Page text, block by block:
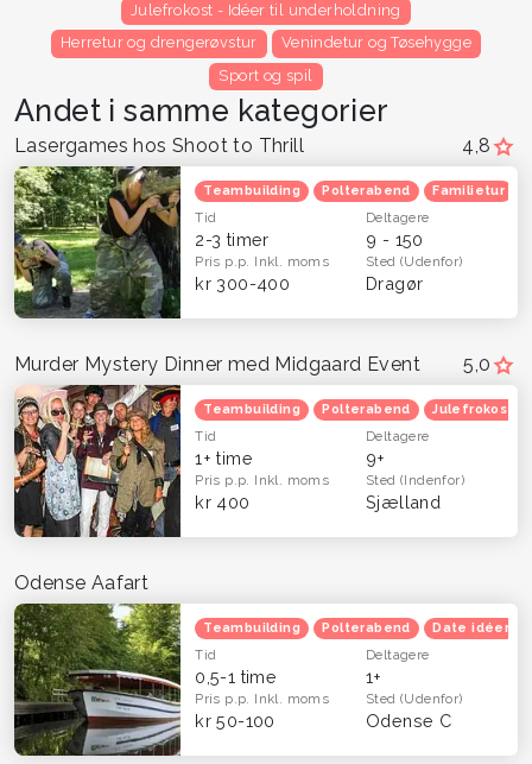
Julefrokost - Idéer til underholdning
Herretur og drengerøvstur
Venindetur og Tøsehygge
Sport og spil
Andet i samme kategorier
4,8
Lasergames hos Shoot to Thrill
Teambuilding Polterabend Familietur
Tid
2-3 timer
Deltagere
9 - 150
Pris p.p. Inkl. moms
kr 300-400
Sted(Udenfor)
Dragør
5,0
Murder Mystery Dinner med Midgaard Event
Teambuilding Polterabend Julefrokost
Tid
1+ time
Deltagere
9+
Pris p.p. Inkl. moms
kr 400
Sted(Indenfor)
Sjælland
Odense Aafart
Teambuilding Polterabend Date idéer
Tid
0,5-1 time
Deltagere
1+
Pris p.p. Inkl. moms
kr 50-100
Sted(Udenfor)
Odense C